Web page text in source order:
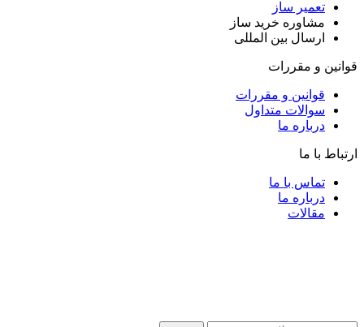
تعمیر ساز
مشاوره خرید ساز
ارسال بین المللی
قوانین و مقررات
قوانین و مقررات
سوالات متداول
درباره ما
ارتباط با ما
تماس با ما
درباره ما
مقالات